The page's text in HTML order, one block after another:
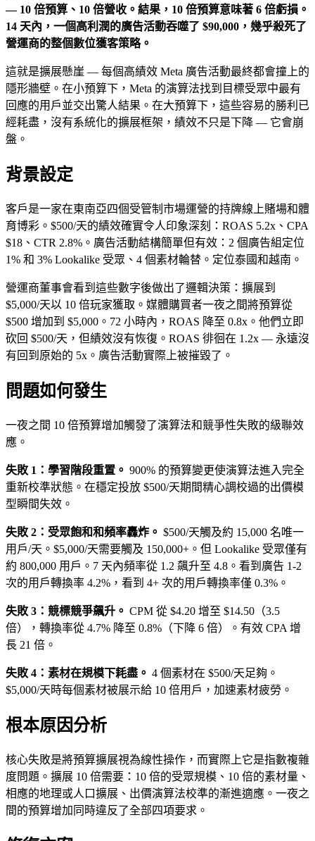
— 10 倍預算、10 倍營收。結果，10 倍預算意味著 6 倍虧損。
14 天內，一個高利潤的廣告活動吞噬了 $90,000，幾乎殺死了
營運商的整個數位獲客策略。
這就是擴展懸崖 — 每個高績效 Meta 廣告活動最終都會撞上的
隱形牆壁。在小預算下，Meta 的演算法找到目標受眾中最有
回應的用戶並交出驚人結果。在大預算下，這些容易的勝利已
經耗盡，沒有系統化的擴展框架，績效不只是下降 — 它會崩
盤。
背景設定
客戶是一家在東南亞四個受管制市場運營的持牌線上賭場和體
育博彩。$500/天的績效確實令人印象深刻：ROAS 5.2x、CPA
$18、CTR 2.8%。廣告活動結構簡單但有效：2 個廣告組定位
1% 和 3% Lookalike 受眾、4 個素材輪替。定位泰國和越南。
營運商董事會看到這些數字後做出了邏輯決策：擴展到
$5,000/天以 10 倍玩家獲取。媒體購買者一夜之間將預算從
$500 增加到 $5,000。72 小時內，ROAS 降至 0.8x。他們立即
砍回 $500/天，但績效沒有恢復。ROAS 徘徊在 1.2x — 永遠沒
有回到原始的 5x。廣告活動實際上被摧毀了。
問題如何發生
一夜之間 10 倍預算增加觸發了演算法和競爭性失敗的級聯效
應。
失敗 1：學習階段重置。 900% 的預算變更使演算法進入完全
重新校準狀態。在穩定投放 $500/天期間精心調校過的出價模
型瞬間失效。
失敗 2：受眾飽和和頻率轟炸。 $500/天觸及約 15,000 名唯一
用戶/天。$5,000/天需要觸及 150,000+。但 Lookalike 受眾僅有
約 800,000 用戶。7 天內頻率從 1.2 飆升至 4.8。看到廣告 1-2
次的用戶轉換率 4.2%，看到 4+ 次的用戶轉換率僅 0.3%。
失敗 3：競標競爭飆升。 CPM 從 $4.20 增至 $14.50（3.5
倍），轉換率從 4.7% 降至 0.8%（下降 6 倍）。有效 CPA 增
長 21 倍。
失敗 4：素材在規模下耗盡。 4 個素材在 $500/天足夠。
$5,000/天時每個素材被展示給 10 倍用戶，加速素材疲勞。
根本原因分析
核心失敗是將預算擴展視為線性操作，而實際上它是指數複雜
度問題。擴展 10 倍需要：10 倍的受眾規模、10 倍的素材量、
相應的地理或人口擴展、出價演算法校準的漸進適應。一夜之
間的預算增加同時違反了全部四項要求。